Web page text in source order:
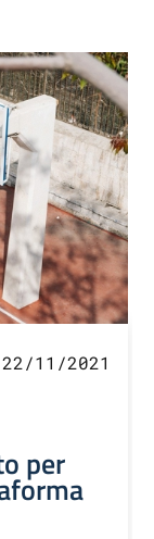
22/11/2021
per